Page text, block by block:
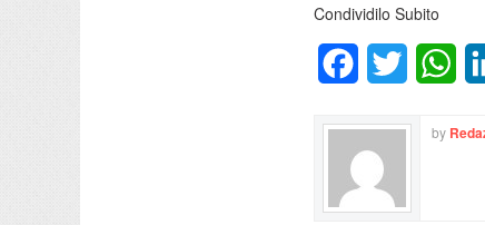
Condividilo Subito
FacebookTwitter
by